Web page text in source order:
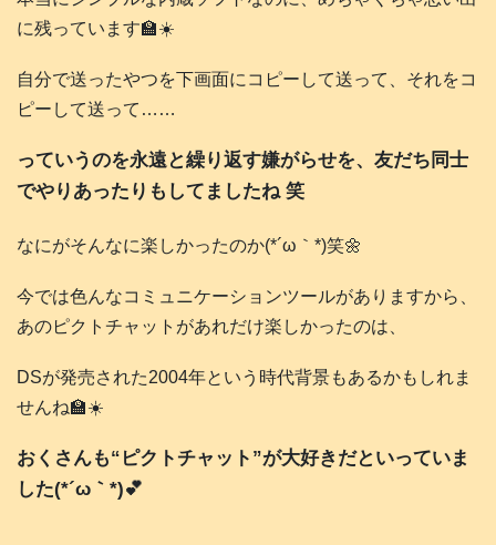
に残っています🏫☀️
自分で送ったやつを下画面にコピーして送って、それをコ
ピーして送って……
っていうのを永遠と繰り返す嫌がらせを、友だち同士
でやりあったりもしてましたね 笑
なにがそんなに楽しかったのか(*´ω｀*)笑🌼
今では色んなコミュニケーションツールがありますから、
あのピクトチャットがあれだけ楽しかったのは、
DSが発売された2004年という時代背景もあるかもしれま
せんね🏫☀️
おくさんも“ピクトチャット”が大好きだといっていま
した(*´ω｀*)💕